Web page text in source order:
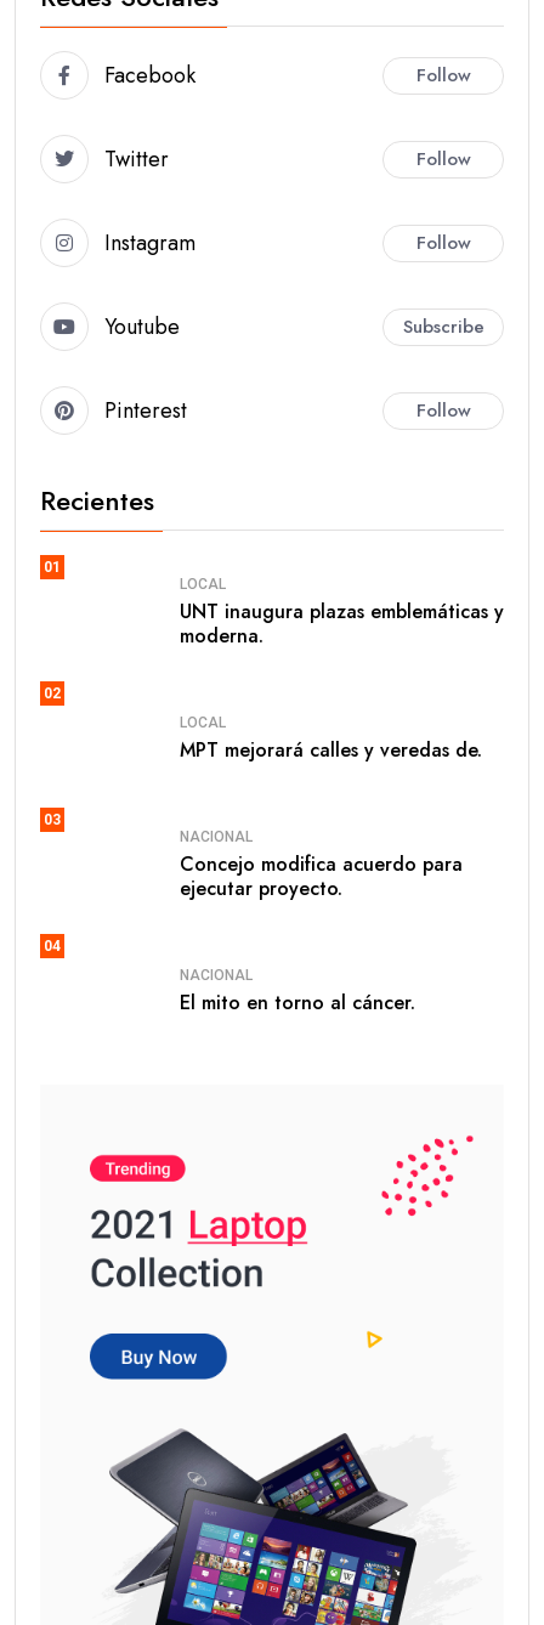
Facebook Follow
Twitter Follow
Instagram Follow
Youtube Subscribe
Pinterest Follow
Recientes
01
LOCAL
UNT inaugura plazas emblemáticas y
moderna.
02
LOCAL
MPT mejorará calles y veredas de.
03
NACIONAL
Concejo modifica acuerdo para
ejecutar proyecto.
04
NACIONAL
El mito en torno al cáncer.